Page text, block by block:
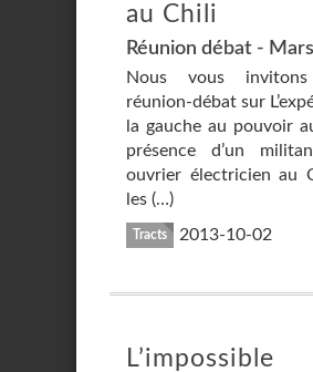
au Chili
Réunion débat -
Nous vous
réunion-débat sur
la gauche au pouvoir
présence d’un
ouvrier électricien au
les (…)
Tracts 2013-10-02